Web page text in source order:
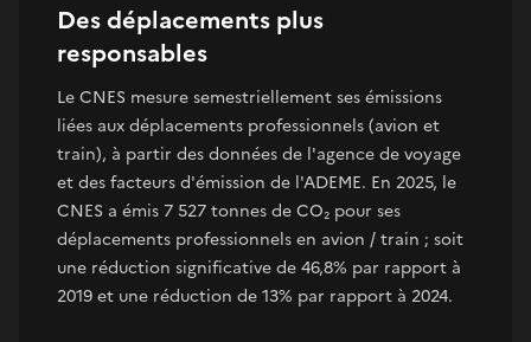
Des déplacements plus
responsables
Le CNES mesure semestriellement ses émissions
liées aux déplacements professionnels (avion et
train), à partir des données de l'agence de voyage
et des facteurs d'émission de l'ADEME. En 2025, le
CNES a émis 7 527 tonnes de CO₂ pour ses
déplacements professionnels en avion / train ; soit
une réduction significative de 46,8% par rapport à
2019 et une réduction de 13% par rapport à 2024.